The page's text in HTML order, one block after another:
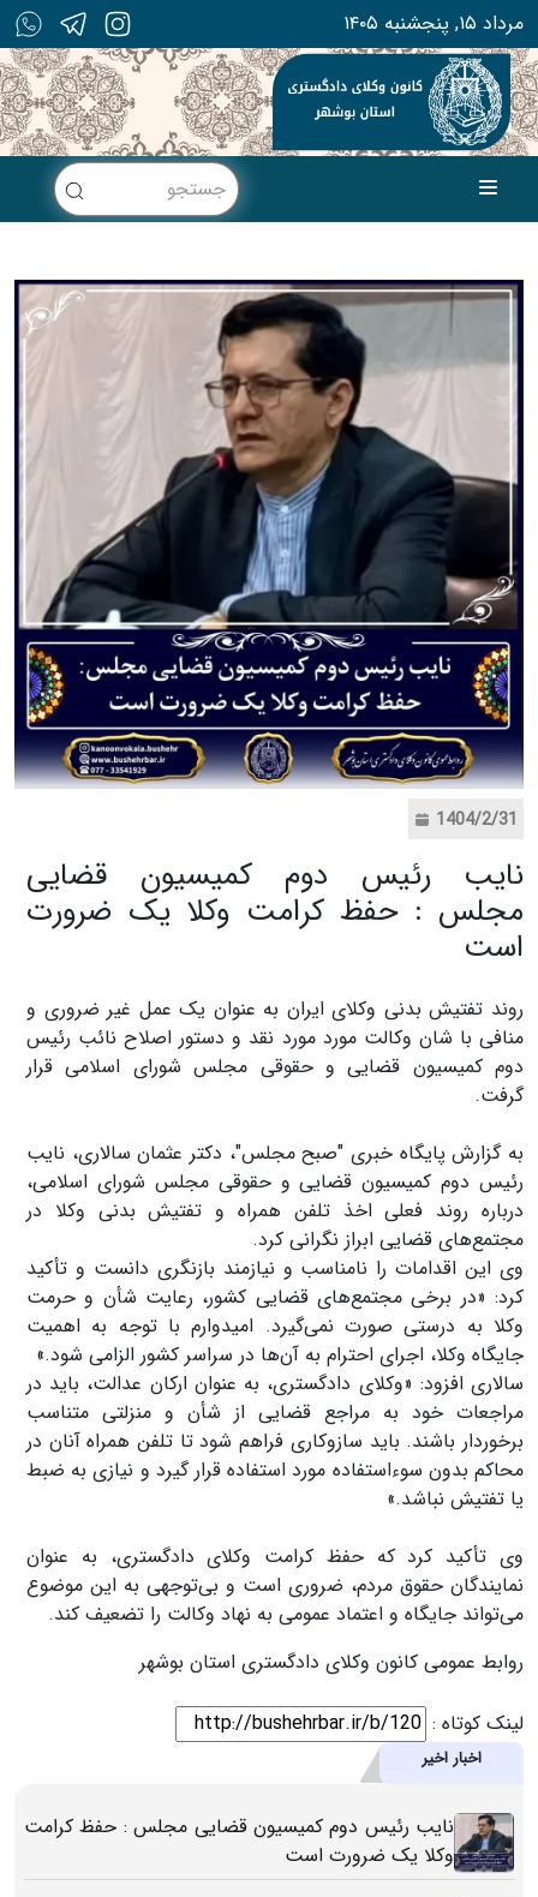
۱۴۰۵ مرداد ۱۵, پنجشنبه
1404/2/31
نایب رئیس دوم کمیسیون قضایی
مجلس : حفظ کرامت وکلا یک ضرورت
است
روند تفتیش بدنی وکلای ایران به عنوان یک عمل غیر ضروری و
منافی با شان وکالت مورد مورد نقد و‌ دستور اصلاح نائب رئیس
دوم کمیسیون قضایی و حقوقی مجلس شورای اسلامی قرار
گرفت.
به گزارش پایگاه خبری "صبح مجلس"، دکتر عثمان سالاری، نایب
رئیس دوم کمیسیون قضایی و حقوقی مجلس شورای اسلامی،
درباره روند فعلی اخذ تلفن همراه و تفتیش بدنی وکلا در
مجتمع‌های قضایی ابراز نگرانی کرد.
وی این اقدامات را نامناسب و نیازمند بازنگری دانست و تأکید
کرد: «در برخی مجتمع‌های قضایی کشور، رعایت شأن و حرمت
وکلا به درستی صورت نمی‌گیرد. امیدوارم با توجه به اهمیت
جایگاه وکلا، اجرای احترام به آن‌ها در سراسر کشور الزامی شود.»
سالاری افزود: «وکلای دادگستری، به عنوان ارکان عدالت، باید در
مراجعات خود به مراجع قضایی از شأن و منزلتی متناسب
برخوردار باشند. باید سازوکاری فراهم شود تا تلفن همراه آنان در
محاکم بدون سوءاستفاده مورد استفاده قرار گیرد و نیازی به ضبط
یا تفتیش نباشد.»
وی تأکید کرد که حفظ کرامت وکلای دادگستری، به عنوان
نمایندگان حقوق مردم، ضروری است و بی‌توجهی به این موضوع
می‌تواند جایگاه و اعتماد عمومی به نهاد وکالت را تضعیف کند.
روابط عمومی کانون وکلای دادگستری استان بوشهر
لینک کوتاه :
اخبار اخیر
نایب رئیس دوم کمیسیون قضایی مجلس : حفظ کرامت
وکلا یک ضرورت است